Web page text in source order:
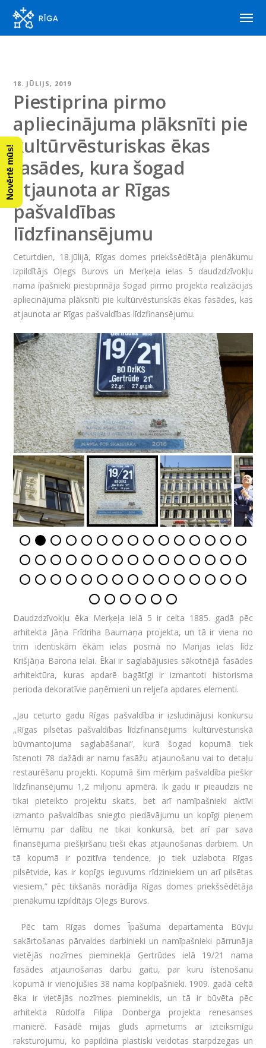
18. JŪLIJS, 2019
Piestiprina pirmo
apliecinājuma plāksnīti pie
kultūrvēsturiskas ēkas
fasādes, kura šogad
atjaunota ar Rīgas
pašvaldības
līdzfinansējumu
Ceturtdien, 18.jūlijā, Rīgas domes priekšsēdētāja pienākumu
izpildītājs Oļegs Burovs un Merķeļa ielas 5 daudzdzīvokļu
nama īpašnieki piestiprināja šogad pirmo projekta realizācijas
apliecinājuma plāksnīti pie kultūrvēsturiskās ēkas fasādes, kas
atjaunota ar Rīgas pašvaldības līdzfinansējumu.
Daudzdzīvokļu ēka Merķeļa ielā 5 ir celta 1885. gadā pēc
arhitekta Jāņa Frīdriha Baumaņa projekta, un tā ir viena no
trim identiskām ēkām ielas posmā no Marijas ielas līdz
Krišjāņa Barona ielai. Ēkai ir saglabājusies sākotnējā fasādes
arhitektūra, kuras apdarē bagātīgi ir izmantoti historisma
perioda dekoratīvie paņēmieni un reljefa apdares elementi.
„Jau ceturto gadu Rīgas pašvaldība ir izsludinājusi konkursu
„Rīgas pilsētas pašvaldības līdzfinansējums kultūrvēsturiskā
būvmantojuma saglabāšanai”, kurā šogad kopumā tiek
īstenoti 78 dažādi ar namu fasāžu atjaunošanu vai to detaļu
restaurēšanu projekti. Kopumā šim mērķim pašvaldība piešķir
līdzfinansējumu 1,2 miljonu apmērā. Ik gadu ir pieaudzis ne
tikai pieteikto projektu skaits, bet arī namīpašnieki aktīvi
izmanto pašvaldības sniegto piedāvājumu un kopīgi pieņem
lēmumu par dalību ne tikai konkursā, bet arī par sava
finansējuma piešķiršanu tieši ēkas atjaunošanas darbiem. Un
tā kopumā ir pozitīva tendence, jo tiek uzlabota Rīgas
pilsētvide, kas ir kopīgs ieguvums rīdziniekiem un arī pilsētas
viesiem,” pēc tikšanās norādīja Rīgas domes priekšsēdētāja
pienākumu izpildītājs Oļegs Burovs.
Pēc tam Rīgas domes Īpašuma departamenta Būvju
sakārtošanas pārvaldes darbinieki un namīpašnieki pārrunāja
vietējās nozīmes pieminekļa Ģertrūdes ielā 19/21 nama
fasādes atjaunošanas darbu gaitu, par kuru īstenošanu
kopumā ir vienojušies 38 nama kopīpašnieki. 1909. gadā celtā
ēka ir vietējās nozīmes piemineklis, un tā ir būvēta pēc
arhitekta Rūdolfa Filipa Donberga projekta renesanses
manierē. Fasādē mijas gluds apmetums ar izteiksmīgu
raksturojumu, ko papildina plastiski veidotas starpdzegas un
Novērtē mūs!